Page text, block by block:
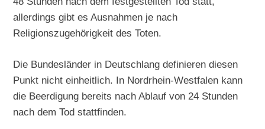
allerdings gibt es Ausnahmen je nach
Religionszugehörigkeit des Toten.
Die Bundesländer in Deutschlang definieren diesen
Punkt nicht einheitlich. In Nordrhein-Westfalen kann
die Beerdigung bereits nach Ablauf von 24 Stunden
nach dem Tod stattfinden.